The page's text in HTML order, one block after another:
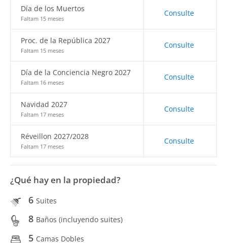
Día de los Muertos
Faltam 15 meses
Consulte
Proc. de la República 2027
Faltam 15 meses
Consulte
Día de la Conciencia Negro 2027
Faltam 16 meses
Consulte
Navidad 2027
Faltam 17 meses
Consulte
Réveillon 2027/2028
Faltam 17 meses
Consulte
¿Qué hay en la propiedad?
6 Suites
8 Baños (incluyendo suites)
5 Camas Dobles